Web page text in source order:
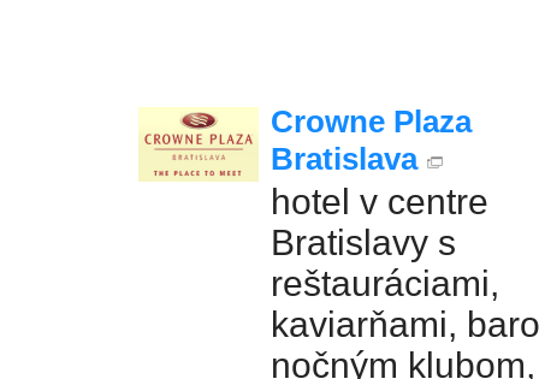
Crowne Plaza
Bratislava
hotel v centre
Bratislavy s
reštauráciami,
kaviarňami,
nočným klubom,